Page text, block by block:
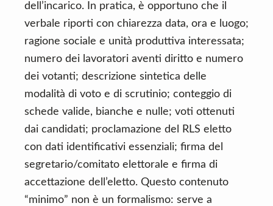
dell’incarico. In pratica, è opportuno che il
verbale riporti con chiarezza data, ora e luogo;
ragione sociale e unità produttiva interessata;
numero dei lavoratori aventi diritto e numero
dei votanti; descrizione sintetica delle
modalità di voto e di scrutinio; conteggio di
schede valide, bianche e nulle; voti ottenuti
dai candidati; proclamazione del RLS eletto
con dati identificativi essenziali; firma del
segretario/comitato elettorale e firma di
accettazione dell’eletto. Questo contenuto
“minimo” non è un formalismo: serve a